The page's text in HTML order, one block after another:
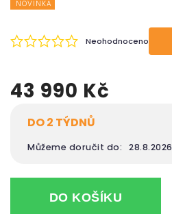
NOVINKA
Neohodnoceno
43 990 Kč
DO 2 TÝDNŮ
Můžeme doručit do: 28.8.2026
DO KOŠÍKU